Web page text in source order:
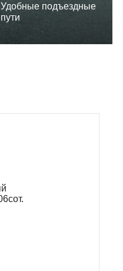
Удобные подъездные
пути